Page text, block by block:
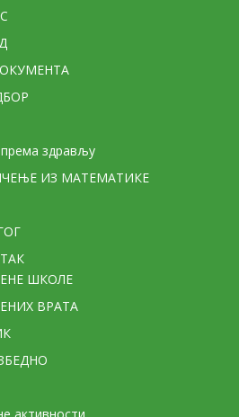
здрављу
ИЗ МАТЕМАТИКЕ
ШКОЛЕ
ВРАТА